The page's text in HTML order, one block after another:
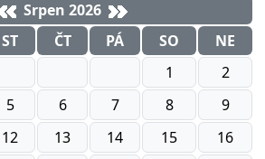
Srpen 2026
ST ČT PÁ SO
NE
1
2
5 6 7 8
9
12 13 14 15
16